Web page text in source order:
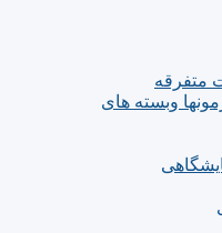
متفرقه
وبسته های